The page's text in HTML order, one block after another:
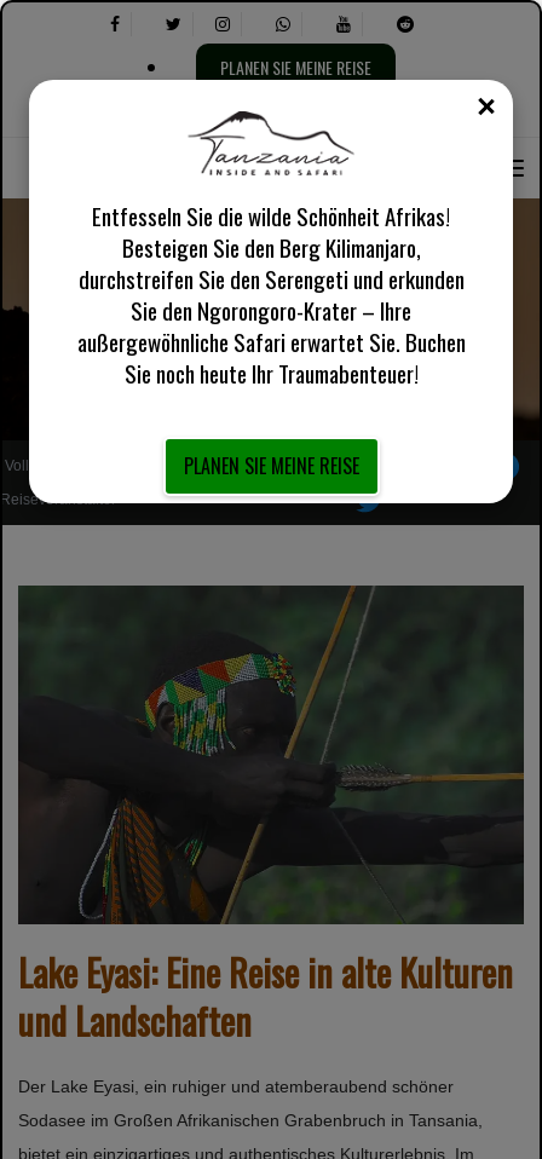
PLANEN SIE MEINE REISE
Über uns
Sie
Folgendes
Praktische Informationen
Eyasi-See
Vollständig registrierter afrikanischer lokaler
Reiseveranstalter
Folgen Sie uns
Lake Eyasi: Eine Reise in alte Kulturen
und Landschaften
Der Lake Eyasi, ein ruhiger und atemberaubend schöner
Sodasee im Großen Afrikanischen Grabenbruch in Tansania,
bietet ein einzigartiges und authentisches Kulturerlebnis. Im
Entfesseln Sie die wilde Schönheit Afrikas!
Besteigen Sie den Berg Kilimanjaro,
durchstreifen Sie den Serengeti und erkunden
Sie den Ngorongoro-Krater – Ihre
außergewöhnliche Safari erwartet Sie. Buchen
Sie noch heute Ihr Traumabenteuer!
PLANEN SIE MEINE REISE